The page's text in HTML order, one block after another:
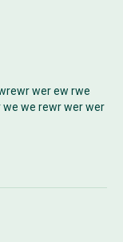
wer ew rwe
we rewr wer wer